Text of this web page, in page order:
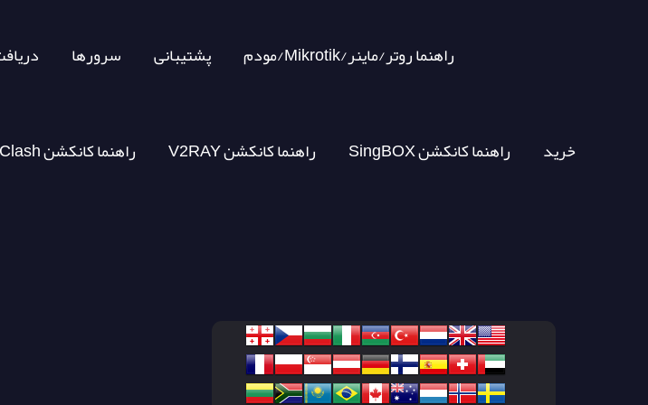
سرورها پشتیبانی مودم/Mikrotik/راهنما روتر/ماینر
Clash راهنما کانکشن V2RAY راهنما کانکشن SingBOX راهنما کانکشن خرید